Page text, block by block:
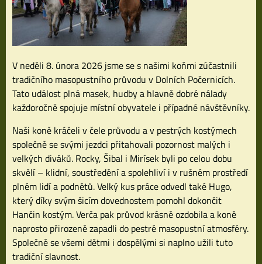
V neděli 8. února 2026 jsme se s našimi koňmi zúčastnili
tradičního masopustního průvodu v Dolních Počernicích.
Tato událost plná masek, hudby a hlavně dobré nálady
každoročně spojuje místní obyvatele i případné návštěvníky.
Naši koně kráčeli v čele průvodu a v pestrých kostýmech
společně se svými jezdci přitahovali pozornost malých i
velkých diváků. Rocky, Šibal i Mirísek byli po celou dobu
skvělí – klidní, soustředění a spolehliví i v rušném prostředí
plném lidí a podnětů. Velký kus práce odvedl také Hugo,
který díky svým šicím dovednostem pomohl dokončit
Hančin kostým. Verča pak průvod krásně ozdobila a koně
naprosto přirozeně zapadli do pestré masopustní atmosféry.
Společně se všemi dětmi i dospělými si naplno užili tuto
tradiční slavnost.